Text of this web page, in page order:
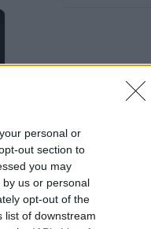
personal or
out section to
you may
us or personal
opt-out of the
list of downstream